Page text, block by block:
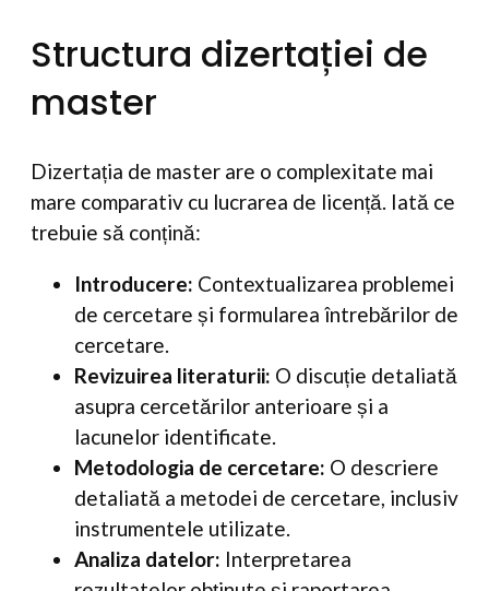
Structura dizertației de
master
Dizertația de master are o complexitate mai
mare comparativ cu lucrarea de licență. Iată ce
trebuie să conțină:
Introducere: Contextualizarea problemei
de cercetare și formularea întrebărilor de
cercetare.
Revizuirea literaturii: O discuție detaliată
asupra cercetărilor anterioare și a
lacunelor identificate.
Metodologia de cercetare: O descriere
detaliată a metodei de cercetare, inclusiv
instrumentele utilizate.
Analiza datelor: Interpretarea